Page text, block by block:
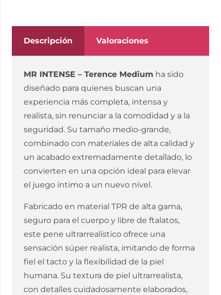
CM
cantidad
Descripción Valoraciones
MR INTENSE – Terence Medium ha sido
diseñado para quienes buscan una
experiencia más completa, intensa y
realista, sin renunciar a la comodidad y a la
seguridad. Su tamaño medio-grande,
combinado con materiales de alta calidad y
un acabado extremadamente detallado, lo
convierten en una opción ideal para elevar
el juego íntimo a un nuevo nivel.
Fabricado en material TPR de alta gama,
seguro para el cuerpo y libre de ftalatos,
este pene ultrarrealístico ofrece una
sensación súper realista, imitando de forma
fiel el tacto y la flexibilidad de la piel
humana. Su textura de piel ultrarrealista,
con detalles cuidadosamente elaborados,